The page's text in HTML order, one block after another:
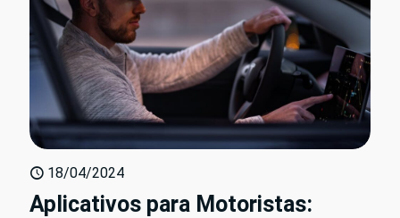
18/04/2024
Aplicativos para Motoristas: